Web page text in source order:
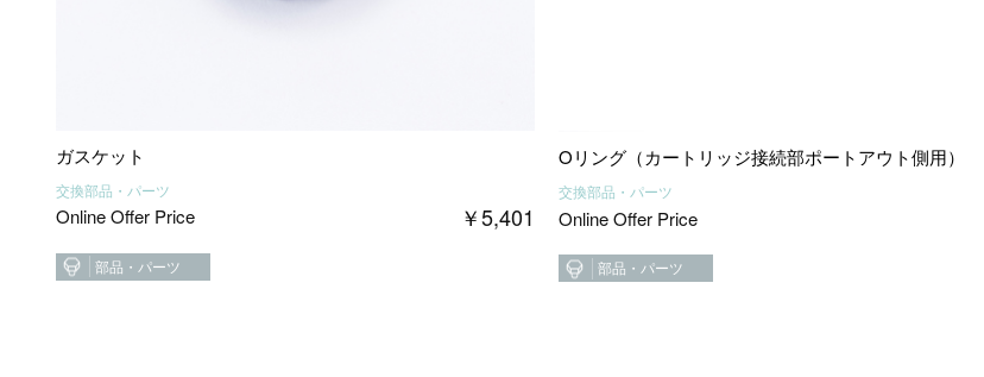
ガスケット
交換部品・パーツ
Online Offer Price ￥5,401
部品・パーツ
Oリング（カートリッジ接続部ポートアウト側用）
交換部品・パーツ
Online Offer Price
部品・パーツ